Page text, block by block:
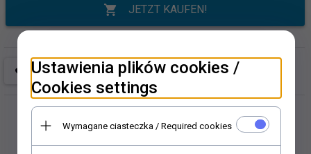
JETZT KAUFEN!
Ustawienia plików cookies /
Cookies settings
Wymagane ciasteczka / Required cookies